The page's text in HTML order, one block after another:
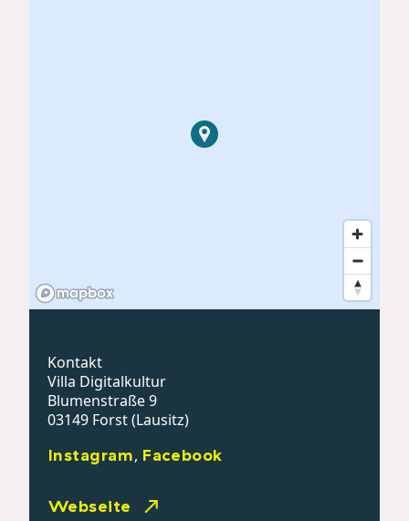
Kontakt
Villa Digitalkultur
Blumenstraße 9
03149 Forst (Lausitz)
Instagram, Facebook
Webseite